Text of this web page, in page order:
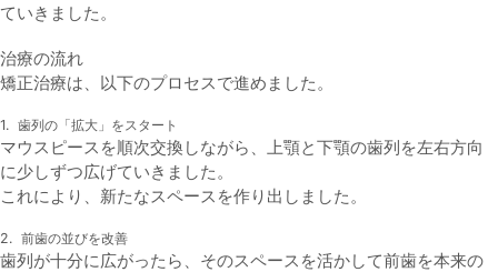
ていきました。
治療の流れ
矯正治療は、以下のプロセスで進めました。
1. 歯列の「拡大」をスタート
マウスピースを順次交換しながら、上顎と下顎の歯列を左右方向
に少しずつ広げていきました。
これにより、新たなスペースを作り出しました。
2. 前歯の並びを改善
歯列が十分に広がったら、そのスペースを活かして前歯を本来の